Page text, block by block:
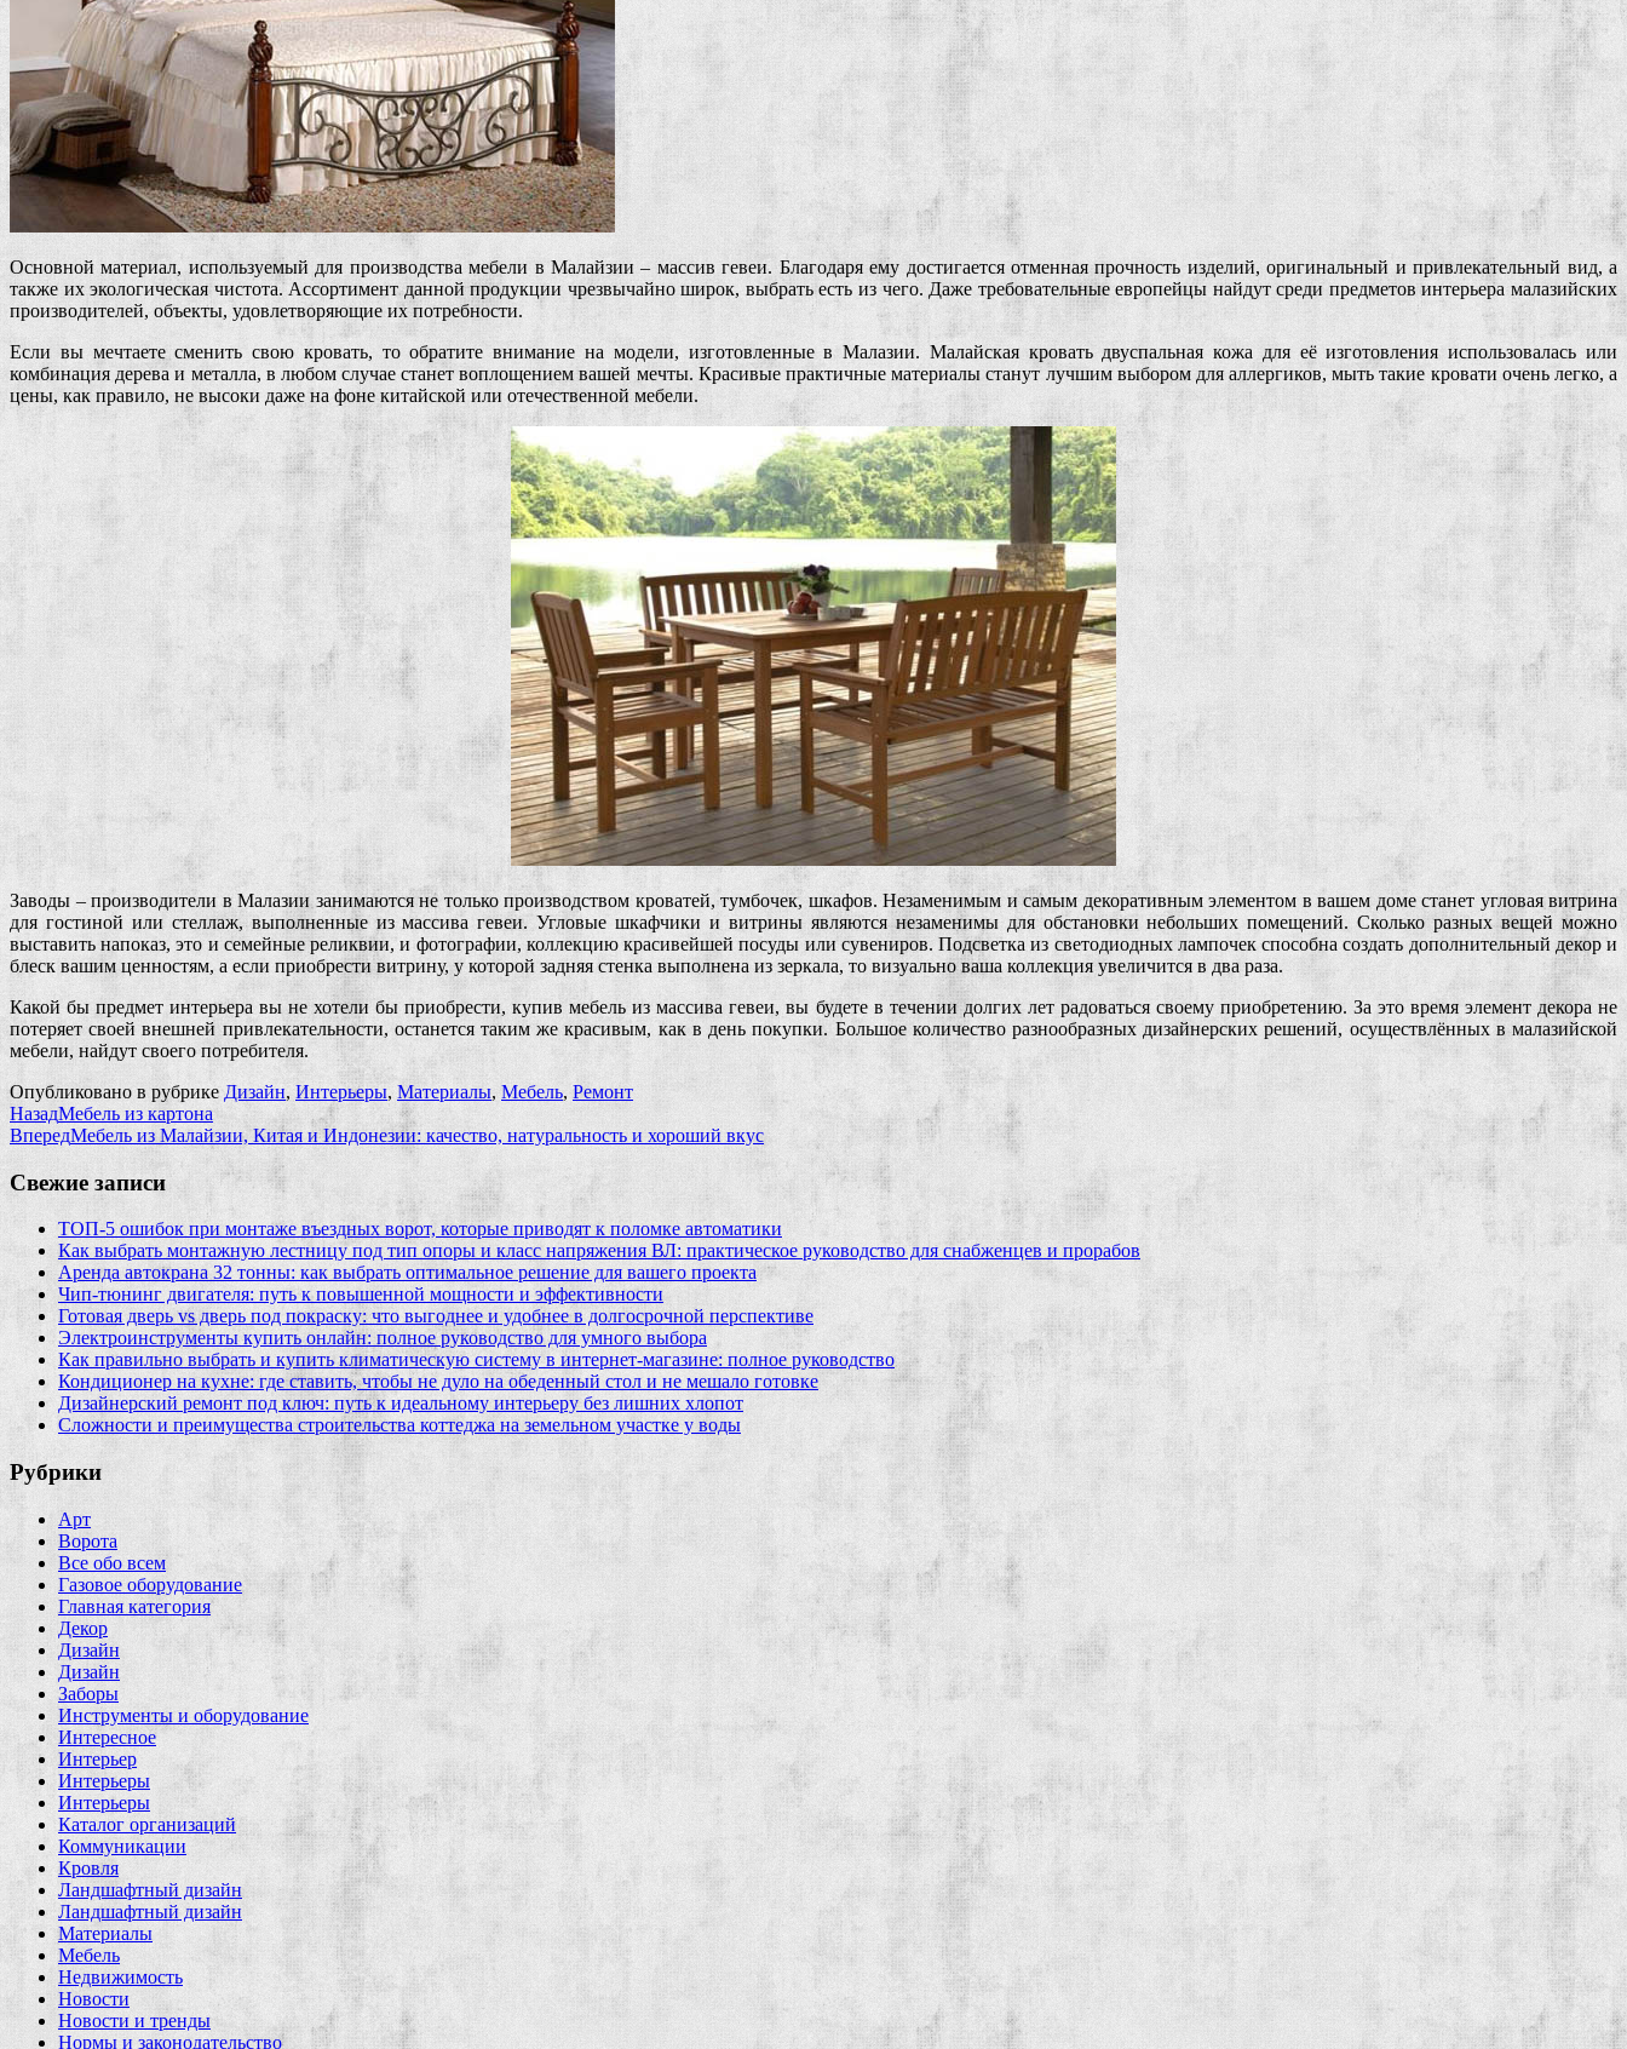
Основной материал, используемый для производства мебели в Малайзии – массив гевеи. Благодаря ему достигается отменная прочность изделий, оригинальный и привлекательный вид, а
также их экологическая чистота. Ассортимент данной продукции чрезвычайно широк, выбрать есть из чего. Даже требовательные европейцы найдут среди предметов интерьера малазийских
производителей, объекты, удовлетворяющие их потребности.
Если вы мечтаете сменить свою кровать, то обратите внимание на модели, изготовленные в Малазии. Малайская кровать двуспальная кожа для её изготовления использовалась или
комбинация дерева и металла, в любом случае станет воплощением вашей мечты. Красивые практичные материалы станут лучшим выбором для аллергиков, мыть такие кровати очень легко, а
цены, как правило, не высоки даже на фоне китайской или отечественной мебели.
Заводы – производители в Малазии занимаются не только производством кроватей, тумбочек, шкафов. Незаменимым и самым декоративным элементом в вашем доме станет угловая витрина
для гостиной или стеллаж, выполненные из массива гевеи. Угловые шкафчики и витрины являются незаменимы для обстановки небольших помещений. Сколько разных вещей можно
выставить напоказ, это и семейные реликвии, и фотографии, коллекцию красивейшей посуды или сувениров. Подсветка из светодиодных лампочек способна создать дополнительный декор и
блеск вашим ценностям, а если приобрести витрину, у которой задняя стенка выполнена из зеркала, то визуально ваша коллекция увеличится в два раза.
Какой бы предмет интерьера вы не хотели бы приобрести, купив мебель из массива гевеи, вы будете в течении долгих лет радоваться своему приобретению. За это время элемент декора не
потеряет своей внешней привлекательности, останется таким же красивым, как в день покупки. Большое количество разнообразных дизайнерских решений, осуществлённых в малазийской
мебели, найдут своего потребителя.
Опубликовано в рубрике Дизайн,Интерьеры, Материалы, Мебель, Ремонт
НазадМебель из картона
ВпередМебель из Малайзии, Китая и Индонезии: качество, натуральность и хороший вкус
Свежие записи
ТОП-5 ошибок при монтаже въездных ворот, которые приводят к поломке автоматики
Как выбрать монтажную лестницу под тип опоры и класс напряжения ВЛ: практическое руководство для снабженцев и прорабов
Аренда автокрана 32 тонны: как выбрать оптимальное решение для вашего проекта
Чип‑тюнинг двигателя: путь к повышенной мощности и эффективности
Готовая дверь vs дверь под покраску: что выгоднее и удобнее в долгосрочной перспективе
Электроинструменты купить онлайн: полное руководство для умного выбора
Как правильно выбрать и купить климатическую систему в интернет‑магазине: полное руководство
Кондиционер на кухне: где ставить, чтобы не дуло на обеденный стол и не мешало готовке
Дизайнерский ремонт под ключ: путь к идеальному интерьеру без лишних хлопот
Сложности и преимущества строительства коттеджа на земельном участке у воды
Рубрики
Арт
Ворота
Все обо всем
Газовое оборудование
Главная категория
Декор
Дизайн
Дизайн
Заборы
Инструменты и оборудование
Интересное
Интерьер
Интерьеры
Интерьеры
Каталог организаций
Коммуникации
Кровля
Ландшафтный дизайн
Ландшафтный дизайн
Материалы
Мебель
Недвижимость
Новости
Новости и тренды
Нормы и законодательство